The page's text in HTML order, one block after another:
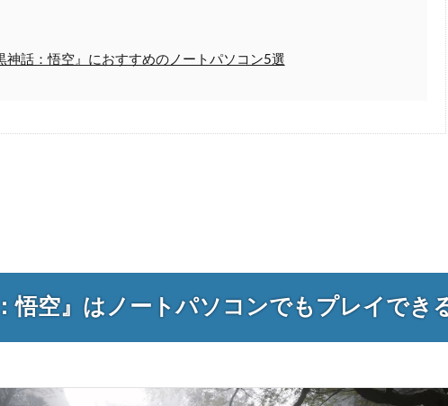
神話：悟空』におすすめのノートパソコン5選
悟空』はノートパソコンでもプレイでき